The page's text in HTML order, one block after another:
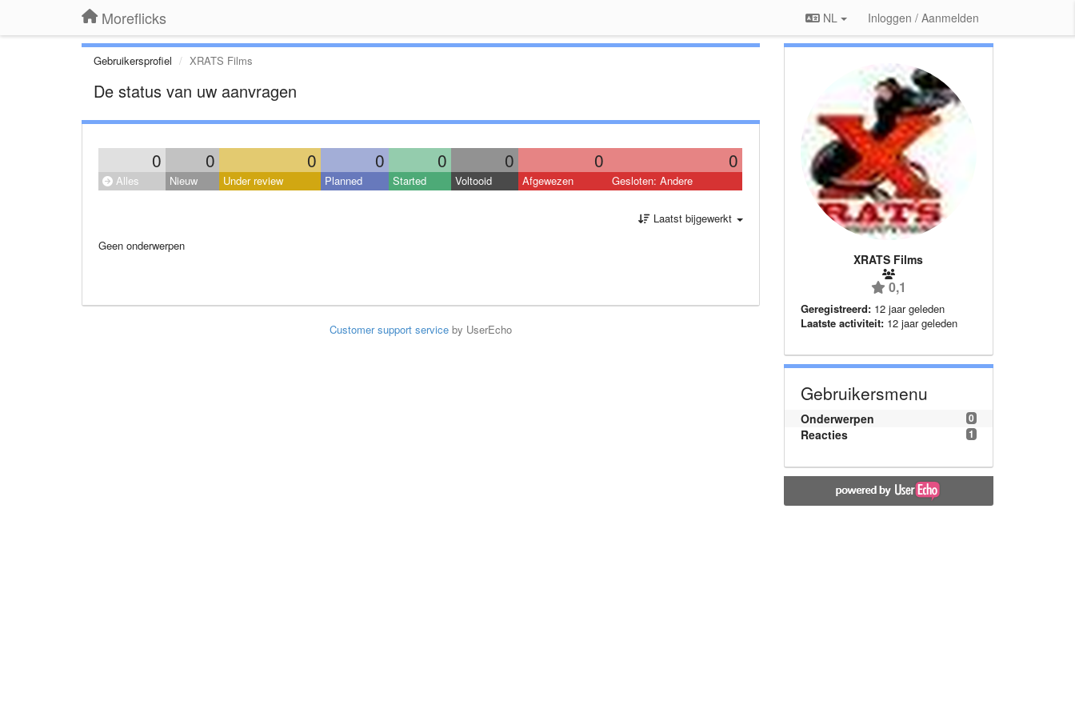
Moreflicks NL Inloggen / Aanmelden
Gebruikersprofiel XRATS Films
De status van uw aanvragen
0 0 0 0 0 0 0 0
Alles Nieuw Under review Planned Started Voltooid Afgewezen Gesloten: Andere
Laatst bijgewerkt
Geen onderwerpen
Customer support serviceby UserEcho
XRATS Films
0,1
Geregistreerd: 12 jaar geleden
Laatste activiteit: 12 jaar geleden
Gebruikersmenu
0
Onderwerpen
1
Reacties